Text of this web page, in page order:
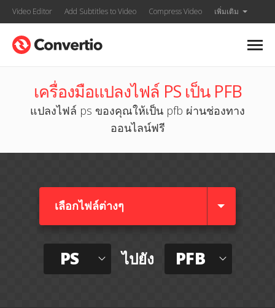
Video Editor Add Subtitles to Video Compress Video เพิ่มเติม
เครื่องมือแปลงไฟล์ PS เป็น PFB
แปลงไฟล์ ps ของคุณให้เป็น pfb ผ่านช่องทาง
ออนไลน์ฟรี
เลือกไฟล์ต่างๆ​
PS ไปยัง PFB